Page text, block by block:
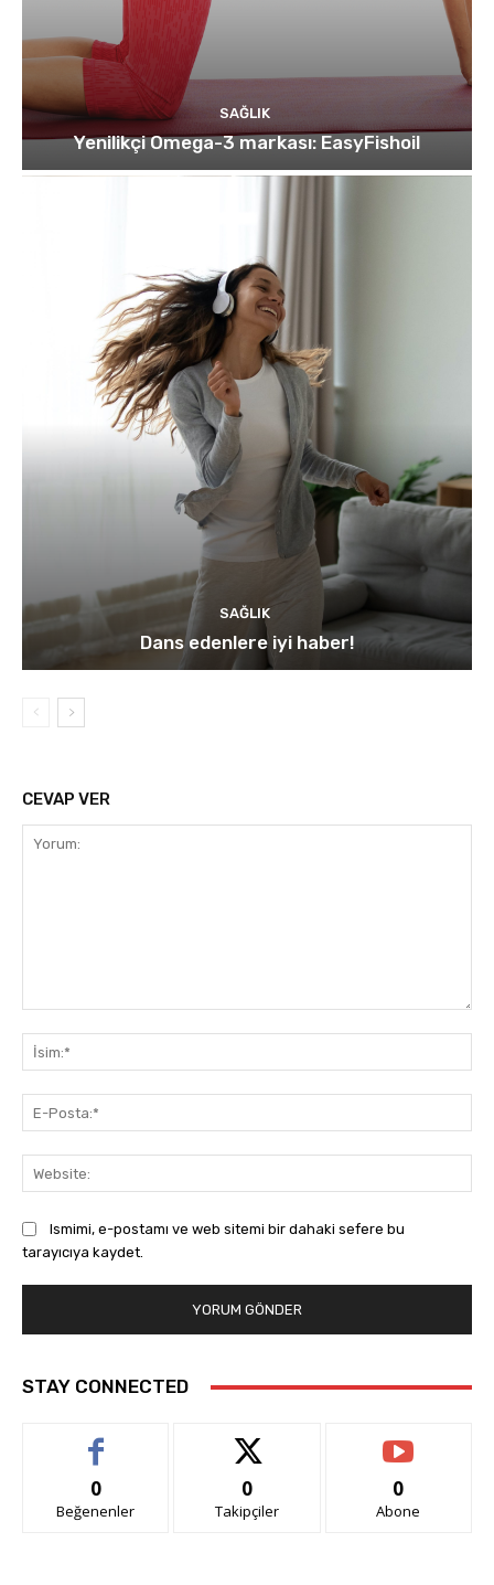
SAĞLIK
Yenilikçi Omega-3 markası: EasyFishoil
SAĞLIK
Dans edenlere iyi haber!
CEVAP VER
Ismimi, e-postamı ve web sitemi bir dahaki sefere bu
tarayıcıya kaydet.
STAY CONNECTED
0
Beğenenler
0
Takipçiler
0
Abone